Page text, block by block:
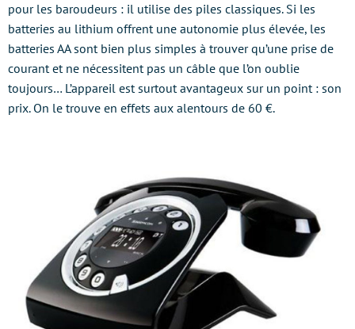
pour les baroudeurs : il utilise des piles classiques. Si les
batteries au lithium offrent une autonomie plus élevée, les
batteries AA sont bien plus simples à trouver qu’une prise de
courant et ne nécessitent pas un câble que l’on oublie
toujours… L’appareil est surtout avantageux sur un point : son
prix. On le trouve en effets aux alentours de 60 €.